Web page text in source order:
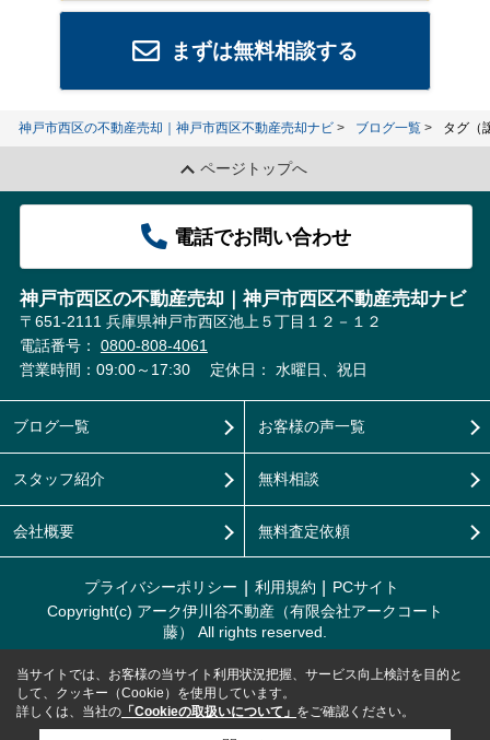
まずは無料相談する
神戸市西区の不動産売却｜神戸市西区不動産売却ナビ ブログ一覧 タグ（
ページトップへ
電話でお問い合わせ
神戸市西区の不動産売却｜神戸市西区不動産売却ナビ
〒651-2111 兵庫県神戸市西区池上５丁目１２－１２
電話番号： 0800-808-4061
営業時間：09:00～17:30
定休日： 水曜日、祝日
ブログ一覧
スタッフ紹介
会社概要
お客様の声一覧
無料相談
無料査定依頼
プライバシーポリシー 利用規約
PCサイト
Copyright(c) アーク伊川谷不動産（有限会社アークコート
藤） All rights reserved.
当サイトでは、お客様の当サイト利用状況把握、サービス向上検討を目的と
して、クッキー（Cookie）を使用しています。
詳しくは、当社の 「Cookieの取扱いについて」 をご確認ください。